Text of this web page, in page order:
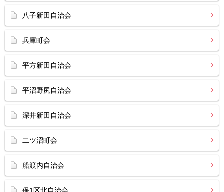
八子新田自治会
兵庫町会
平方新田自治会
平沼野尻自治会
深井新田自治会
二ツ沼町会
船渡内自治会
保1区北自治会